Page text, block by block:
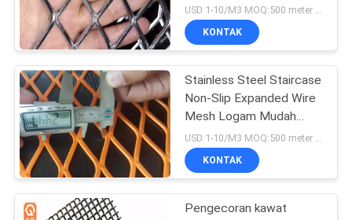
USD 1-10/M3 MOQ:500 meter persegi
KONTAK
Stainless Steel Staircase
Non-Slip Expanded Wire
Mesh Logam Mudah
Untuk Menginstal
KONTAK
Pengecoran kawat